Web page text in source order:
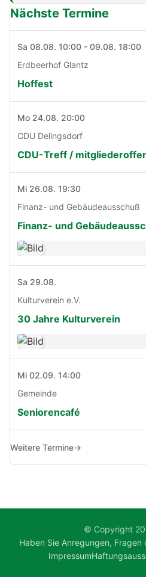
Nächste Termine
Sa 08.08. 10:00 - 09.08. 18:00
Erdbeerhof Glantz
Hoffest
Mo 24.08. 20:00
CDU Delingsdorf
CDU-Treff /
Mi 26.08. 19:30
Finanz- und Gebäudeausschuß
Finanz- und
Sa 29.08.
Kulturverein e.V.
30 Jahre Kulturverein
Mi 02.09. 14:00
Gemeinde
Seniorencafé
Weitere Termine→
© Copyright
Haben Sie Anregungen,
Impressum